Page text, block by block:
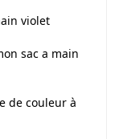
violet
sac a main
de couleur à